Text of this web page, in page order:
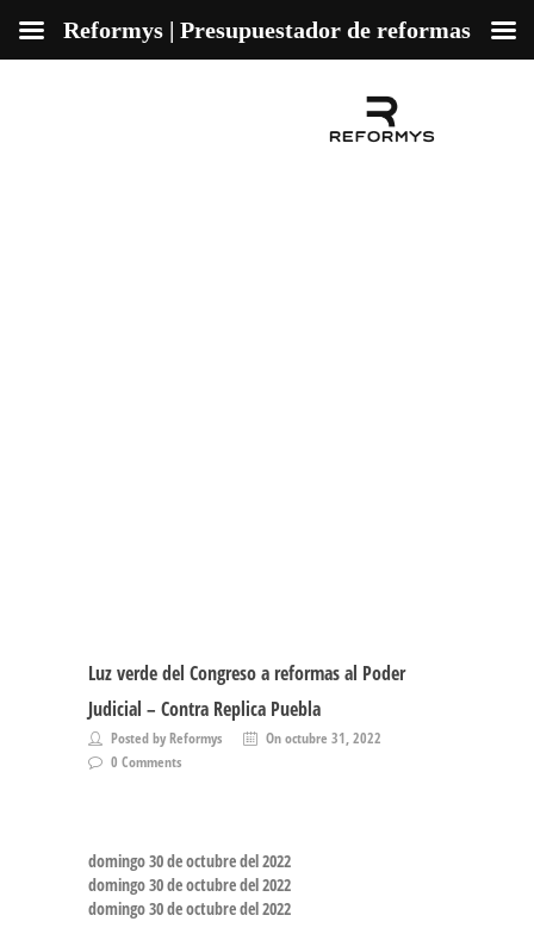
Luz verde del Congreso a reformas al Poder
Judicial – Contra Replica Puebla
Posted by Reformys
On octubre 31, 2022
0 Comments
domingo 30 de octubre del 2022
domingo 30 de octubre del 2022
domingo 30 de octubre del 2022
Reformys | Presupuestador de reformas